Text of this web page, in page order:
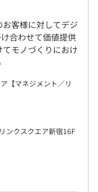
内メンバーは1名
れば、メーカー社
あるため、
できます。
しつつ、実践的な
ます。
客様に対してデジ
合わせて価値提供
モノづくりにおけ
【マネジメント／リ
ンクスクエア新宿16F